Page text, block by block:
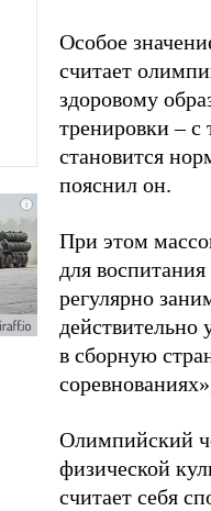
Особое
считает
здоровому
тренировки – с
становится
пояснил он.
При этом
для
регулярно
действительно
в сборную
Олимпийский
физической
считает себя